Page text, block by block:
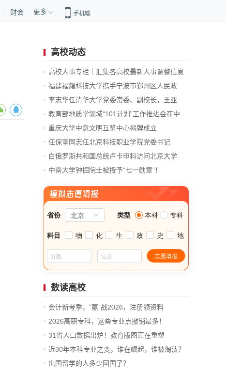
财会 更多 手机端
高校动态
高校人事专栏｜汇集各高校最新人事调整信息
福建福耀科技大学携手宁波市鄞州区人民政
府...
李志华任清华大学党委常委、副校长，王亚
愚...
教育部地质学领域“101计划”工作推进会在中...
重庆大学中意文明互鉴中心揭牌成立
任保奎同志任北京科技职业学院党委书记
白俄罗斯共和国总统卢卡申科访问北京大学
中南大学钟掘院士被授予“七一勋章”！
数读高校
会计新考季，“赢”战2026，注册领资料
2026高职专科，这些专业点撤销最多！
31省人口数据出炉！教育版图正在重塑
近30年本科专业之变，谁在崛起，谁被淘汰？
出国留学的人多少回国了？